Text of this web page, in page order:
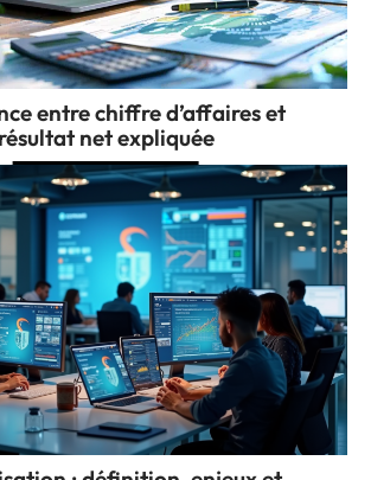
entre chiffre d’affaires et
résultat net expliquée